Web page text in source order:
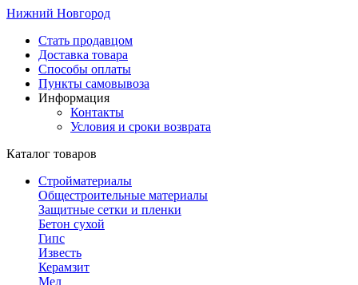
Нижний Новгород
Стать продавцом
Доставка товара
Способы оплаты
Пункты самовывоза
Информация
Контакты
Условия и сроки возврата
Каталог товаров
Стройматериалы
Общестроительные материалы
Защитные сетки и пленки
Бетон сухой
Гипс
Известь
Керамзит
Мел